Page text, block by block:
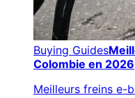
Buying Guides
Colombie en 2026
Meilleurs freins e-